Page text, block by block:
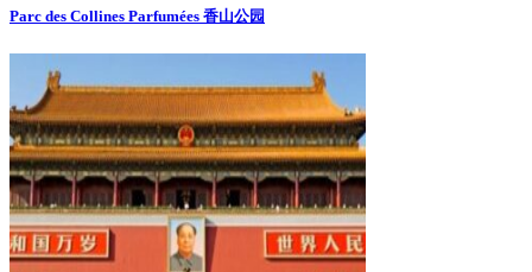
Parc des Collines Parfumées 香山公园